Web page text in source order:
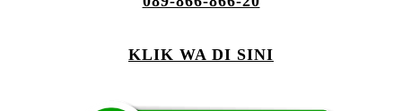
KLIK WA DI SINI